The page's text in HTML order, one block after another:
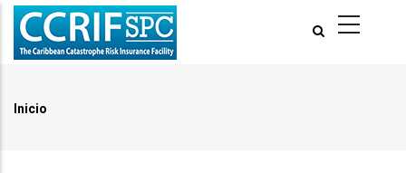
Pasar
contenido
Inicio